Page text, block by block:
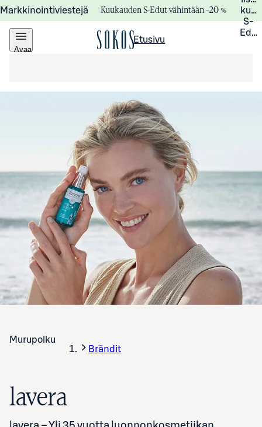
Markkinointiviestejä Kuukauden S-Edut vähintään –20 %
S-
Avaa
Etusivu
Murupolku
Brändit
lavera